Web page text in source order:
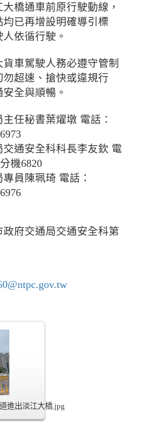
橋通車前原行駛動線，
已再增設明確導引標
依循行駛。
車駕駛人務必遵守管制
超速、搶快或違規行
全與順暢。
任秘書葉燿墩 電話：
通安全科科長李友欽 電
機6820
員陳珮琦 電話：
政府交通局交通安全科第
進出淡江大橋.jpg